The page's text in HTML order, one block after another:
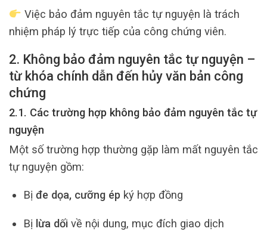
Việc bảo đảm nguyên tắc tự nguyện là trách
nhiệm pháp lý trực tiếp của công chứng viên.
2. Không bảo đảm nguyên tắc tự nguyện –
từ khóa chính dẫn đến hủy văn bản công
chứng
2.1. Các trường hợp không bảo đảm nguyên tắc tự
nguyện
Một số trường hợp thường gặp làm mất nguyên tắc
tự nguyện gồm:
Bị đe dọa, cưỡng ép ký hợp đồng
Bị lừa dốivề nội dung, mục đích giao dịch